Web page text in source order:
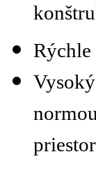
Rýchle
Vysoký
normou